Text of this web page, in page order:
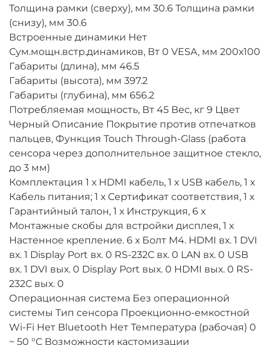
Толщина рамки (сверху), мм 30.6 Толщина рамки
(снизу), мм 30.6
Встроенные динамики Нет
Сум.мощн.встр.динамиков, Вт 0 VESA, мм 200х100
Габариты (длина), мм 46.5
Габариты (высота), мм 397.2
Габариты (глубина), мм 656.2
Потребляемая мощность, Вт 45 Вес, кг 9 Цвет
Черный Описание Покрытие против отпечатков
пальцев, Функция Touch Through-Glass (работа
сенсора через дополнительное защитное стекло,
до 3 мм)
Комплектация 1 х HDMI кабель, 1 х USB кабель, 1 х
Кабель питания; 1 х Сертификат соответствия, 1 х
Гарантийный талон, 1 х Инструкция, 6 х
Монтажные скобы для встройки дисплея, 1 х
Настенное крепление. 6 х Болт M4. HDMI вх. 1 DVI
вх. 1 Display Port вх. 0 RS-232C вх. 0 LAN вх. 0 USB
вх. 1 DVI вых. 0 Display Port вых. 0 HDMI вых. 0 RS-
232C вых. 0
Операционная система Без операционной
системы Тип сенсора Проекционно-емкостной
Wi-Fi Нет Bluetooth Нет Температура (рабочая) 0
~ 50 °C Возможности кастомизации